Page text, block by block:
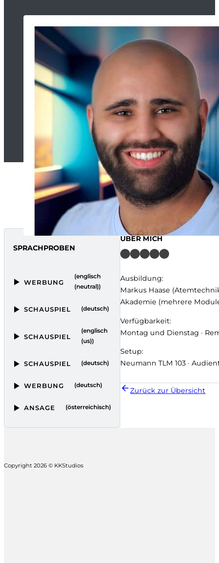
SPRACHPROBEN
WERBUNG
(englisch
(neutral))
SCHAUSPIEL (deutsch)
SCHAUSPIEL
(englisch
(us))
SCHAUSPIEL (deutsch)
WERBUNG (deutsch)
ANSAGE (österreichisch)
ÜBER MICH
Ausbildung:
Markus Haase
Akademie (mehrere
Verfügbarkeit:
Montag und Dienstag ·
Setup:
Neumann TLM 103 ·
Zurück zur Übersicht
Copyright 2026 © KKStudios